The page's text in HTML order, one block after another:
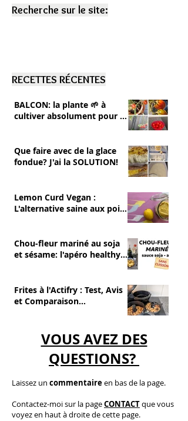
Recherche sur le site:
RECETTES RÉCENTES
BALCON: la plante 🌱 à
cultiver absolument pour se
Que faire avec de la glace
fondue? J'ai la SOLUTION!
Lemon Curd Vegan :
L'alternative saine aux pois
Chou-fleur mariné au soja
et sésame: l'apéro healthy
Frites à l'Actifry : Test, Avis
et Comparaison
VOUS AVEZ DES
QUESTIONS?
Laissez un commentaireen bas de la page.
Contactez-moisur la pageCONTACTque vous
voyez en haut à droite de cette page.